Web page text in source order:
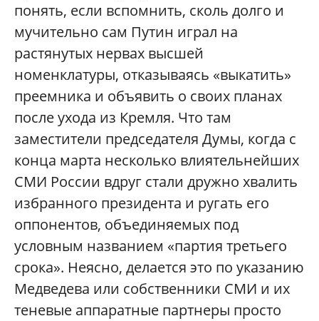
понять, если вспомнить, сколь долго и
мучительно сам Путин играл на
растянутых нервах высшей
номенклатуры, отказываясь «выкатить»
преемника и объявить о своих планах
после ухода из Кремля. Что там
заместители председателя Думы, когда с
конца марта несколько влиятельнейших
СМИ России вдруг стали дружно хвалить
избранного президента и ругать его
оппонентов, объединяемых под
условным названием «партия третьего
срока». Неясно, делается это по указанию
Медведева или собственники СМИ и их
теневые аппаратные партнеры просто